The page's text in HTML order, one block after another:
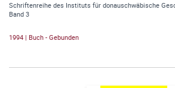
Schriftenreihe des Instituts für donauschwäbische
Band 3
1994 | Buch - Gebunden